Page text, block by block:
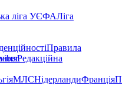
ліга УЄФАЛіга
Правила
Редакційна
viber
МЛСНідерландиФранція